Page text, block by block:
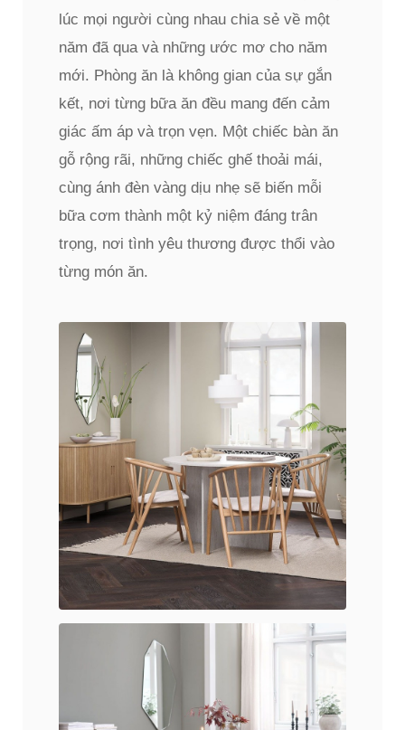
lúc mọi người cùng nhau chia sẻ về một
năm đã qua và những ước mơ cho năm
mới. Phòng ăn là không gian của sự gắn
kết, nơi từng bữa ăn đều mang đến cảm
giác ấm áp và trọn vẹn. Một chiếc bàn ăn
gỗ rộng rãi, những chiếc ghế thoải mái,
cùng ánh đèn vàng dịu nhẹ sẽ biến mỗi
bữa cơm thành một kỷ niệm đáng trân
trọng, nơi tình yêu thương được thổi vào
từng món ăn.